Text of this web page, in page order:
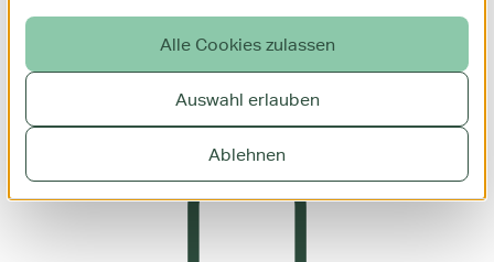
Alle Cookies zulassen
Auswahl erlauben
Ablehnen